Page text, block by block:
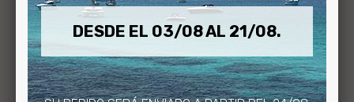
Disponibilidad:En Stock
Solo los clientes mayoristas pueden ver el precio.
Regístrateaquí.
DESDE EL 03/08 AL 21/08.